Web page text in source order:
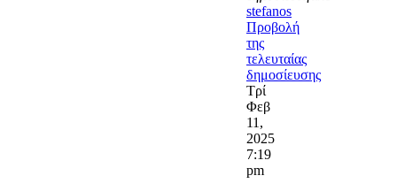
stefanos
Προβολή
της
τελευταίας
δημοσίευσης
Τρί
Φεβ
11,
2025
7:19
pm